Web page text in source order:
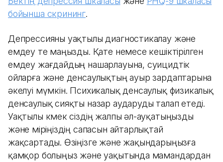
бойынша скрининг.
Депрессияны уақтылы диагностикалау және
емдеу өте маңызды. Қате немесе кешіктірілген
емдеу жағдайдың нашарлауына, суицидтік
ойларға және денсаулықтың ауыр зардаптарына
әкелуі мүмкін. Психикалық денсаулық физикалық
денсаулық сияқты назар аударуды талап етеді.
Уақтылы көмек сіздің жалпы әл-ауқатыңызды
және өміріңіздің сапасын айтарлықтай
жақсартады. Өзіңізге және жақындарыңызға
қамқор болыңыз және уақытында мамандардан